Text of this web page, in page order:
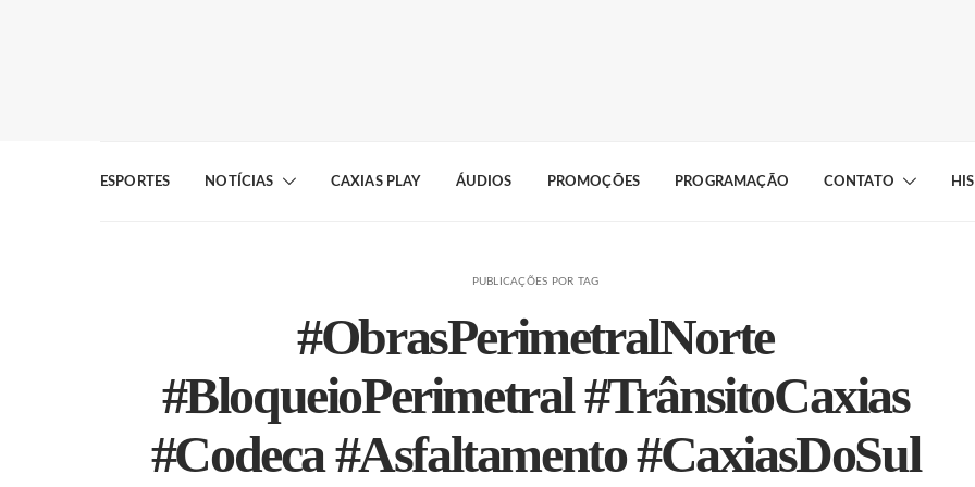
ESPORTES NOTÍCIAS CAXIAS PLAY ÁUDIOS PROMOÇÕES PROGRAMAÇÃO CONTATO
PUBLICAÇÕES POR TAG
#ObrasPerimetralNorte
#BloqueioPerimetral #TrânsitoCaxias
#Codeca #Asfaltamento #CaxiasDoSul